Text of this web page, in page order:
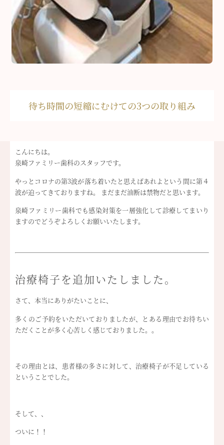
待ち時間の短縮にむけての3つの取り組み
こんにちは。
泉崎ファミリー歯科のスタッフです。
やっとコロナの第3波が落ち着いたと思えばあれよという間に第４
波が迫ってきておりますね。 まだまだ油断は禁物だと思います。
泉崎ファミリー歯科でも感染対策を一層強化して診療してまいり
ますのでどうぞよろしくお願いいたします。
治療椅子を追加いたしました。
さて、本当にありがたいことに、
多くのご予約をいただいておりましたが、とある理由でお待ちい
ただくことが多く心苦しく感じておりました。。
その理由とは、患者様の多さに対して、治療椅子が不足している
ということでした。
そして、、
ついに！！